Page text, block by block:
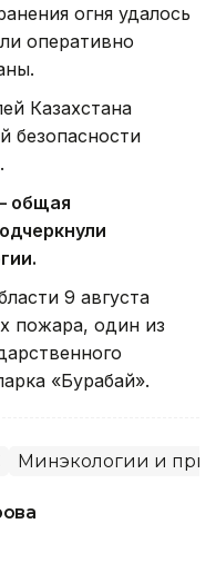
огня удалось
оперативно
Казахстана
безопасности
общая
9 августа
пожара, один из
«Бурабай».
Минэкологии и